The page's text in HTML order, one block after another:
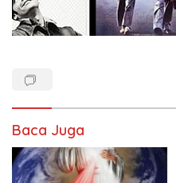
Baca Juga